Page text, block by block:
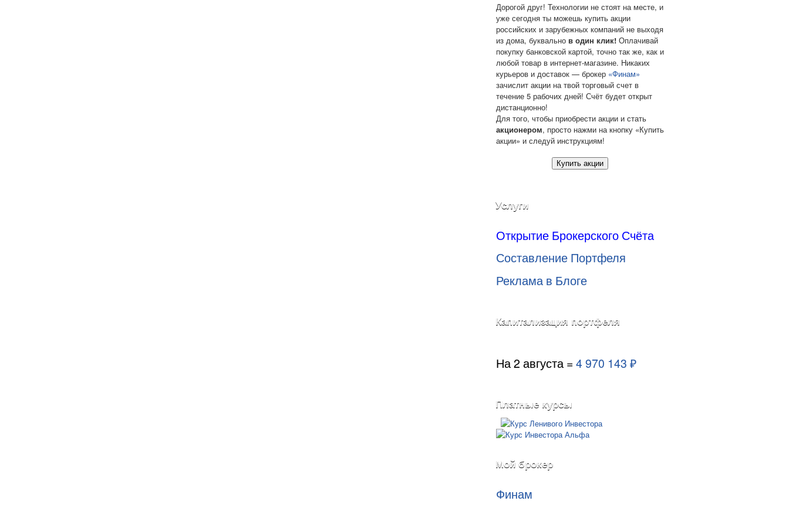
Дорогой друг! Технологии не стоят на месте, и
уже сегодня ты можешь купить акции
российских и зарубежных компаний не выходя
из дома, буквально в один клик! Оплачивай
покупку банковской картой, точно так же, как и
любой товар в интернет-магазине. Никаких
курьеров и доставок — брокер «Финам»
зачислит акции на твой торговый счет в
течение 5 рабочих дней! Счёт будет открыт
дистанционно!
Для того, чтобы приобрести акции и стать
акционером, просто нажми на кнопку «Купить
акции» и следуй инструкциям!
Купить акции
Услуги
Открытие Брокерского Счёта
Составление Портфеля
Реклама в Блоге
Капитализация портфеля
На 2 августа = 4 970 143 ₽
Платные курсы
Мой брокер
Финам